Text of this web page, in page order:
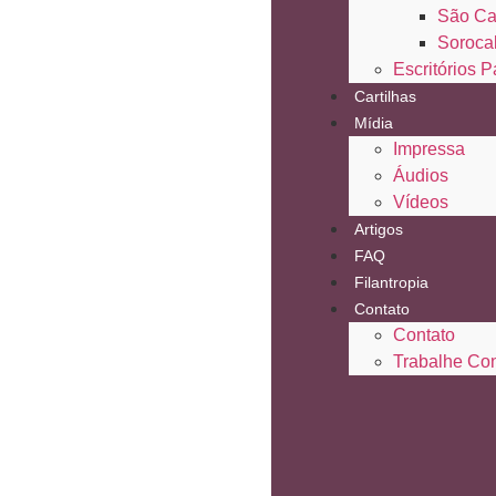
São
Escritórios
Cartilhas
Mídia
Impressa
Áudios
Vídeos
Artigos
FAQ
Filantropia
Contato
Contato
Trabalhe